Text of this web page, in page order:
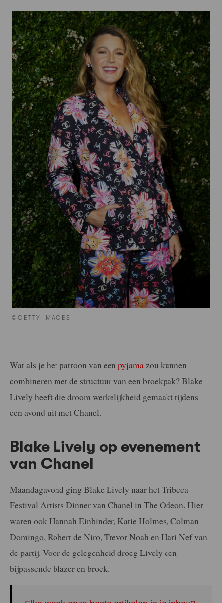
©GETTY IMAGES
Wat als je het patroon van een pyjama zou kunnen
combineren met de structuur van een broekpak? Blake
Lively heeft die droom werkelijkheid gemaakt tijdens
een avond uit met Chanel.
Blake Lively op evenement
van Chanel
Maandagavond ging Blake Lively naar het Tribeca
Festival Artists Dinner van Chanel in The Odeon. Hier
waren ook Hannah Einbinder, Katie Holmes, Colman
Domingo, Robert de Niro, Trevor Noah en Hari Nef van
de partij. Voor de gelegenheid droeg Lively een
bijpassende blazer en broek.